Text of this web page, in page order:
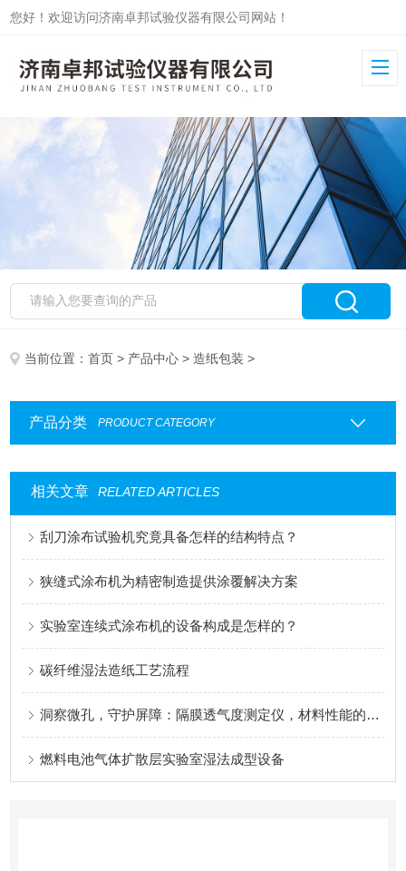
您好！欢迎访问济南卓邦试验仪器有限公司网站！
当前位置：首页 > 产品中心 >造纸包装 >
产品分类 PRODUCT CATEGORY
相关文章 RELATED ARTICLES
刮刀涂布试验机究竟具备怎样的结构特点？
狭缝式涂布机为精密制造提供涂覆解决方案
实验室连续式涂布机的设备构成是怎样的？
碳纤维湿法造纸工艺流程
洞察微孔，守护屏障：隔膜透气度测定仪，材料性能的精密标尺
燃料电池气体扩散层实验室湿法成型设备